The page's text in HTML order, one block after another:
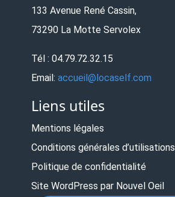
133 Avenue René Cassin,
73290 La Motte Servolex
Tél : 04.79.72.32.15
Email: accueil@locaself.com
Liens utiles
Mentions légales
Conditions générales d’utilisations
Politique de confidentialité
Site WordPress par Nouvel Oeil